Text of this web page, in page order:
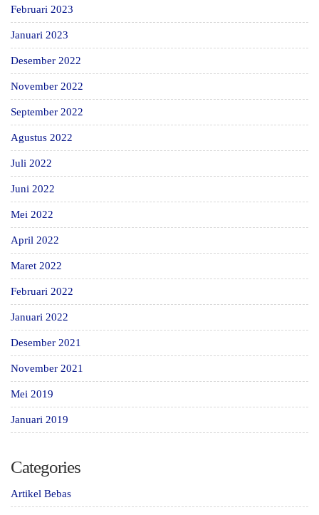
Februari 2023
Januari 2023
Desember 2022
November 2022
September 2022
Agustus 2022
Juli 2022
Juni 2022
Mei 2022
April 2022
Maret 2022
Februari 2022
Januari 2022
Desember 2021
November 2021
Mei 2019
Januari 2019
Categories
Artikel Bebas